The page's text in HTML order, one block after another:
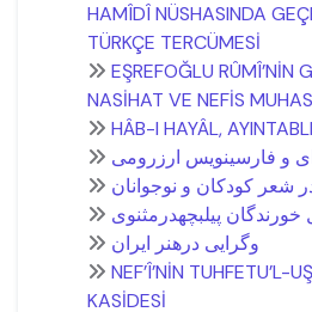
HAMÎDÎ NÜSHASINDA
TÜRKÇE TERCÜMESİ
EŞREFOĞLU RÛMÎ’NİN
NASİHAT VE NEFİS
HÂB-I HAYÂL,
شعر کودکان و نوجوانان
پیلبچهدرمثنوی
وگرايی درهنر ايران
NEF’Î’NİN TUHFETU’L-
KASİDESİ